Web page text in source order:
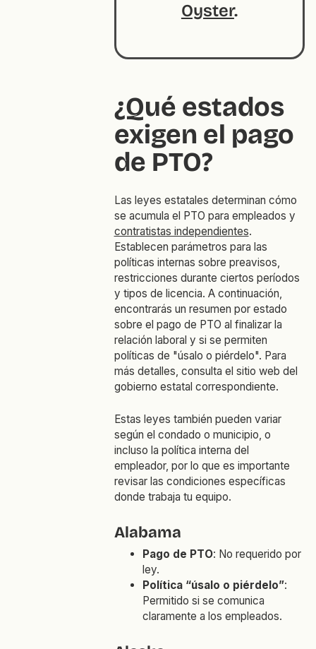
Oyster.
¿Qué estados
exigen el pago
de PTO?
Las leyes estatales determinan cómo
se acumula el PTO para empleados y
contratistas independientes.
Establecen parámetros para las
políticas internas sobre preavisos,
restricciones durante ciertos períodos
y tipos de licencia. A continuación,
encontrarás un resumen por estado
sobre el pago de PTO al finalizar la
relación laboral y si se permiten
políticas de "úsalo o piérdelo". Para
más detalles, consulta el sitio web del
gobierno estatal correspondiente.
Estas leyes también pueden variar
según el condado o municipio, o
incluso la política interna del
empleador, por lo que es importante
revisar las condiciones específicas
donde trabaja tu equipo.
Alabama
Pago de PTO: No requerido por
ley.
Política “úsalo o piérdelo”:
Permitido si se comunica
claramente a los empleados.